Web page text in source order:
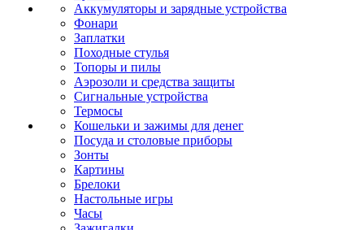
Аккумуляторы и зарядные устройства
Фонари
Заплатки
Походные стулья
Топоры и пилы
Аэрозоли и средства защиты
Сигнальные устройства
Термосы
Кошельки и зажимы для денег
Посуда и столовые приборы
Зонты
Картины
Брелоки
Настольные игры
Часы